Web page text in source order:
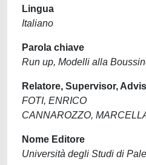
Lingua
Italiano
Parola chiave
Run up, Modelli alla
Relatore, Supervisor,
FOTI, ENRICO
CANNAROZZO,
Nome Editore
Università degli Studi di